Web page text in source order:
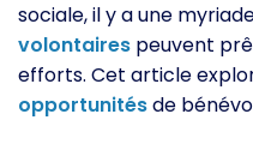
sociale, il y a une
volontaires peuvent
efforts. Cet article
opportunitésde